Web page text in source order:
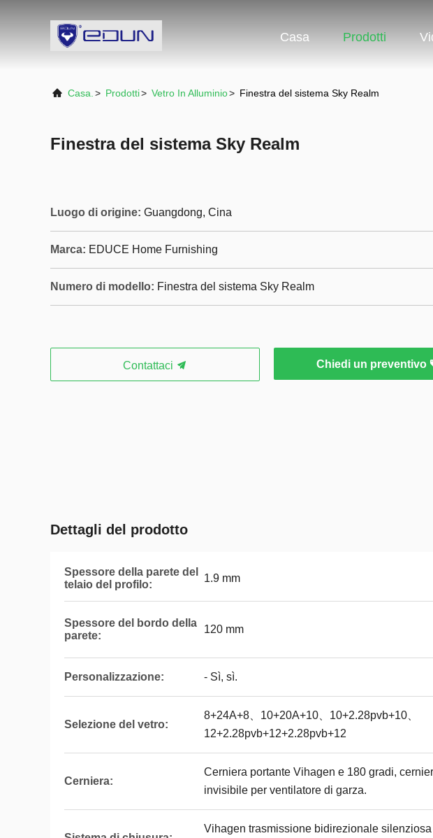
Casa Prodotti
Casa. > Prodotti> Vetro In Alluminio> Finestra del sistema Sky Realm
Finestra del sistema Sky Realm
Luogo di origine: Guangdong, Cina
Marca: EDUCE Home Furnishing
Numero di modello: Finestra del sistema Sky Realm
Contattaci Chiedi un preventivo
Dettagli del prodotto
Spessore della parete del
telaio del profilo:
1.9 mm
Spessore del bordo della
parete:
120 mm
Personalizzazione: - Sì, sì.
Selezione del vetro:
8+24A+8、10+20A+10、10+2.28pvb+10、
12+2.28pvb+12+2.28pvb+12
Cerniera:
Cerniera portante Vihagen e 180 gradi,
invisibile per ventilatore di garza.
Vihagen trasmissione bidirezionale